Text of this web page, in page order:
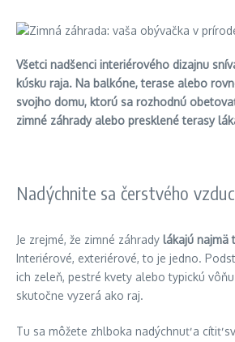
Všetci nadšenci interiérového dizajnu
kúsku raja. Na balkóne, terase alebo
svojho domu, ktorú sa rozhodnú
zimné záhrady alebo presklené terasy
Nadýchnite sa čerstvého
Je zrejmé, že zimné záhrady lákajú najmä
Interiérové, exteriérové, to je jedno.
ich zeleň, pestré kvety alebo typickú
skutočne vyzerá ako raj.
Tu sa môžete zhlboka nadýchnuť a cítiť